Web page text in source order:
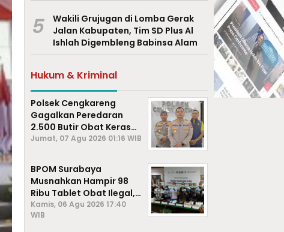
5
Wakili Grujugan di Lomba Gerak
Jalan Kabupaten, Tim SD Plus Al
Ishlah Digembleng Babinsa Alam
Hukum & Kriminal
Polsek Cengkareng
Gagalkan Peredaran
2.500 Butir Obat Keras
Daftar G, Satu Pengedar
Jumat, 07 Agu 2026 01:16 WIB
BPOM Surabaya
Musnahkan Hampir 98
Ribu Tablet Obat Ilegal,
Cegah Penyalahgunaan
di Kalangan Pelajar
Kamis, 06 Agu 2026 17:40
WIB